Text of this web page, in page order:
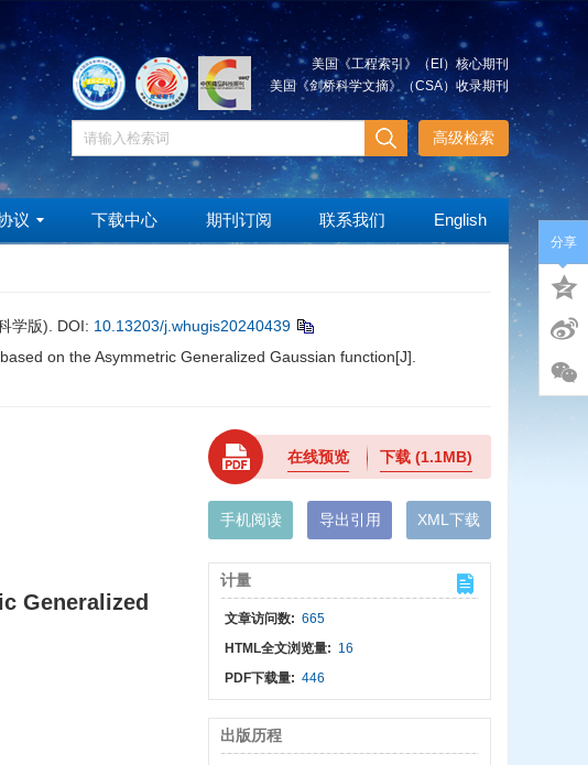
美国《工程索引》（EI）核心期刊
美国《剑桥科学文摘》（CSA）收录期刊
高级检索
议 下载中心 期刊订阅 联系我们 English
学版). DOI: 10.13203/j.whugis20240439
on the Asymmetric Generalized Gaussian function[J].
Generalized
在线预览 下载(1.1MB)
手机阅读 导出引用 XML下载
计量
文章访问数: 665
HTML全文浏览量: 16
PDF下载量: 446
出版历程
分享